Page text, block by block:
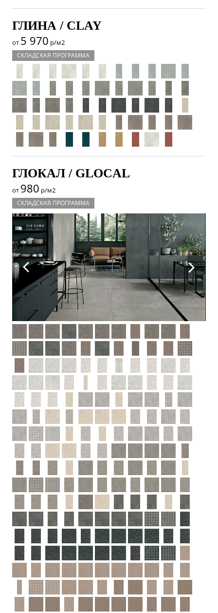
ГЛИНА / CLAY
от 5 970 р/м2
СКЛАДСКАЯ ПРОГРАММА
ГЛОКАЛ / GLOCAL
от 980 р/м2
СКЛАДСКАЯ ПРОГРАММА